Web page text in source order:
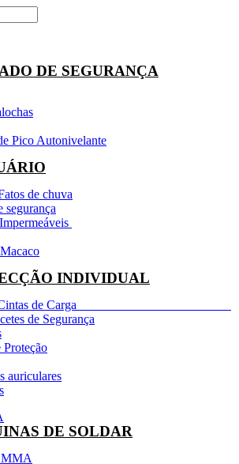
DE SEGURANÇA
Pico Autonivelante
de chuva
segurança
INDIVIDUAL
e Cintas de Carga
de Segurança
Proteção
auriculares
DE SOLDAR
MMA